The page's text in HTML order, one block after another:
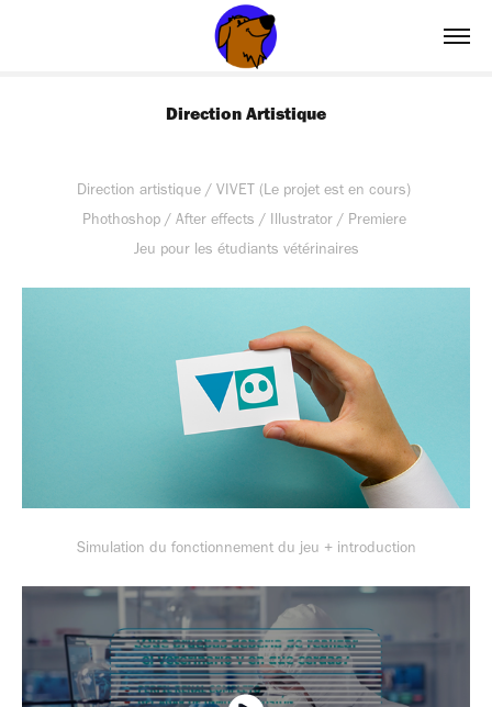
Direction Artistique
Direction artistique / VIVET (Le projet est en cours)
Phothoshop / After effects / Illustrator / Premiere
Jeu pour les étudiants vétérinaires
Simulation du fonctionnement du jeu + introduction